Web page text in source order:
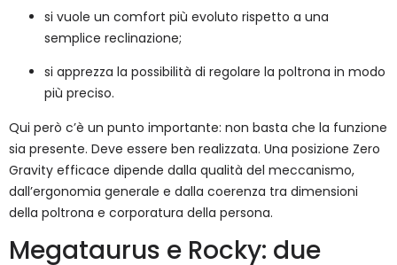
si vuole un comfort più evoluto rispetto a una
semplice reclinazione;
si apprezza la possibilità di regolare la poltrona in modo
più preciso.
Qui però c’è un punto importante: non basta che la funzione
sia presente. Deve essere ben realizzata. Una posizione Zero
Gravity efficace dipende dalla qualità del meccanismo,
dall’ergonomia generale e dalla coerenza tra dimensioni
della poltrona e corporatura della persona.
Megataurus e Rocky: due